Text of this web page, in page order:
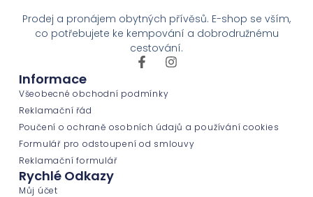
Prodej a pronájem obytných přívěsů. E-shop se vším,
co potřebujete ke kempování a dobrodružnému
cestování.
Informace
Všeobecné obchodní podmínky
Reklamační řád
Poučení o ochraně osobních údajů a používání cookies
Formulář pro odstoupení od smlouvy
Reklamační formulář
Rychlé Odkazy
Můj účet